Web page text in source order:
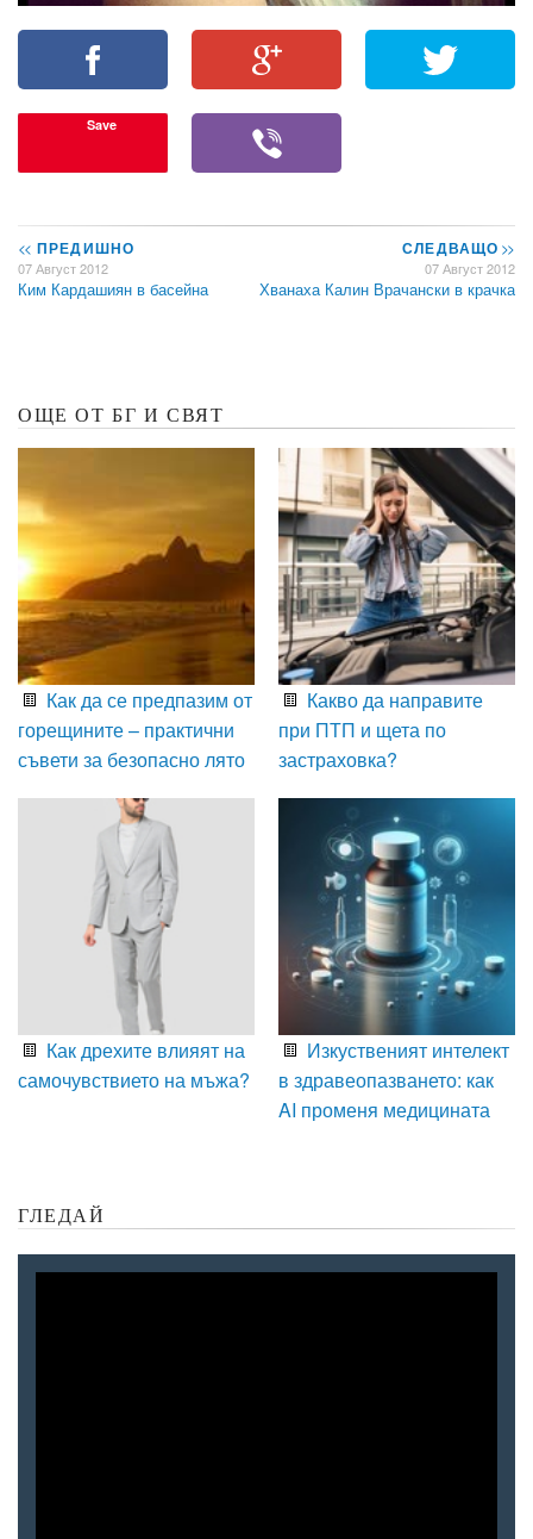
Save
<< ПРЕДИШНО
07 Август 2012
Ким Кардашиян в басейна
СЛЕДВАЩО>>
07 Август 2012
Хванаха Калин Врачански в крачка
ОЩЕ ОТ БГ И СВЯТ
Как да се предпазим от
горещините – практични
съвети за безопасно лято
Какво да направите
при ПТП и щета по
застраховка?
Как дрехите влияят на
самочувствието на мъжа?
Изкуственият интелект
в здравеопазването: как
AI променя медицината
ГЛЕДАЙ